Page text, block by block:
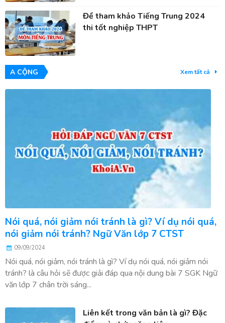
Đề tham khảo Tiếng Trung 2024
thi tốt nghiệp THPT
A CỘNG Xem tất cả
Nói quá, nói giảm nói tránh là gì? Ví dụ nói quá,
nói giảm nói tránh? Ngữ Văn lớp 7 CTST
09/09/2024
Nói quá, nói giảm, nói tránh là gì? Ví dụ nói quá, nói giảm nói
tránh? là câu hỏi sẽ được giải đáp qua nội dung bài 7 SGK Ngữ
văn lớp 7 chân trời sáng...
Liên kết trong văn bản là gì? Đặc